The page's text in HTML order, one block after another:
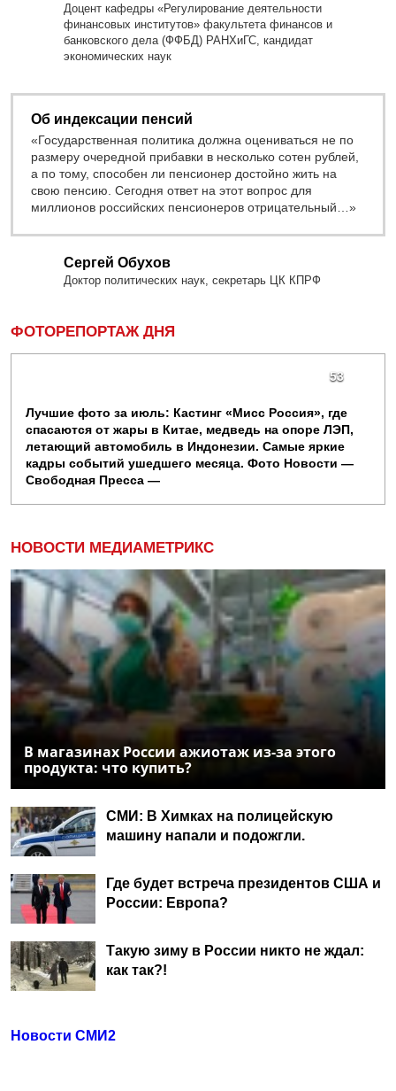
Доцент кафедры «Регулирование деятельности
финансовых институтов» факультета финансов и
банковского дела (ФФБД) РАНХиГС, кандидат
экономических наук
Об индексации пенсий
«Государственная политика должна оцениваться не по
размеру очередной прибавки в несколько сотен рублей,
а по тому, способен ли пенсионер достойно жить на
свою пенсию. Сегодня ответ на этот вопрос для
миллионов российских пенсионеров отрицательный…»
Сергей Обухов
Доктор политических наук, секретарь ЦК КПРФ
ФОТОРЕПОРТАЖ ДНЯ
53
Лучшие фото за июль: Кастинг «Мисс Россия», где
спасаются от жары в Китае, медведь на опоре ЛЭП,
летающий автомобиль в Индонезии. Самые яркие
кадры событий ушедшего месяца. Фото Новости —
Свободная Пресса —
НОВОСТИ МЕДИАМЕТРИКС
В магазинах России ажиотаж из-за этого
продукта: что купить?
СМИ: В Химках на полицейскую
машину напали и подожгли.
Где будет встреча президентов США и
России: Европа?
Такую зиму в России никто не ждал:
как так?!
Новости СМИ2